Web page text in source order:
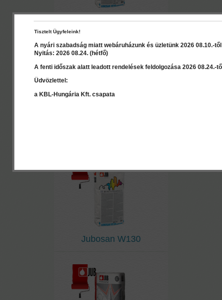
Jubosan W110
Jubosan W130
Tisztelt Ügyfeleink!
A nyári szabadság miatt webáruházunk és üzletünk 2026 08.10.-
Nyitás: 2026 08.24. (hétfő)
A fenti időszak alatt leadott rendelések feldolgozása 2026 08.24.-
Üdvözlettel:
a KBL-Hungária Kft. csapata